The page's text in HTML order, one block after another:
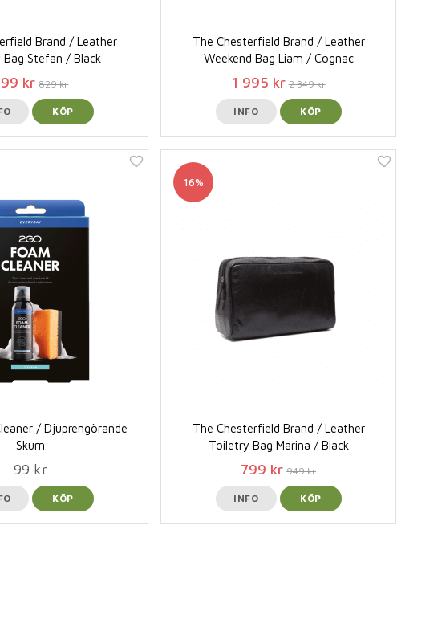
Brand / Leather
Stefan / Black
kr 829 kr
KÖP
The Chesterfield Brand / Leather
Weekend Bag Liam / Cognac
1 995 kr 2 349 kr
INFO KÖP
/ Djuprengörande
Skum
99 kr
KÖP
16%
The Chesterfield Brand / Leather
Toiletry Bag Marina / Black
799 kr 949 kr
INFO KÖP